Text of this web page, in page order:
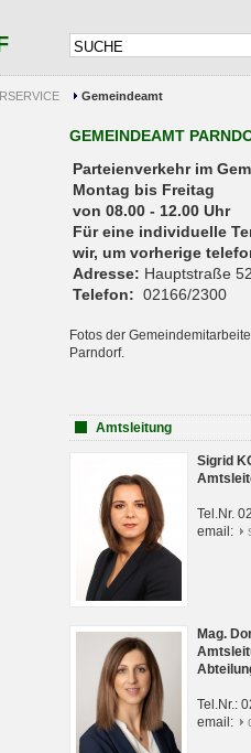
Gemeindeamt
GEMEINDEAMT
Parteienverkehr
Montag bis Freitag
von 08.00 - 12.00 Uhr
Für eine individuelle
wir, um vorherige
Adresse: Hauptstraße
Telefon: 02166/2300
Fotos der
Parndorf.
Amtsleitung
Sigrid
Tel.Nr.
email:
Mag.
Tel.Nr.:
email: